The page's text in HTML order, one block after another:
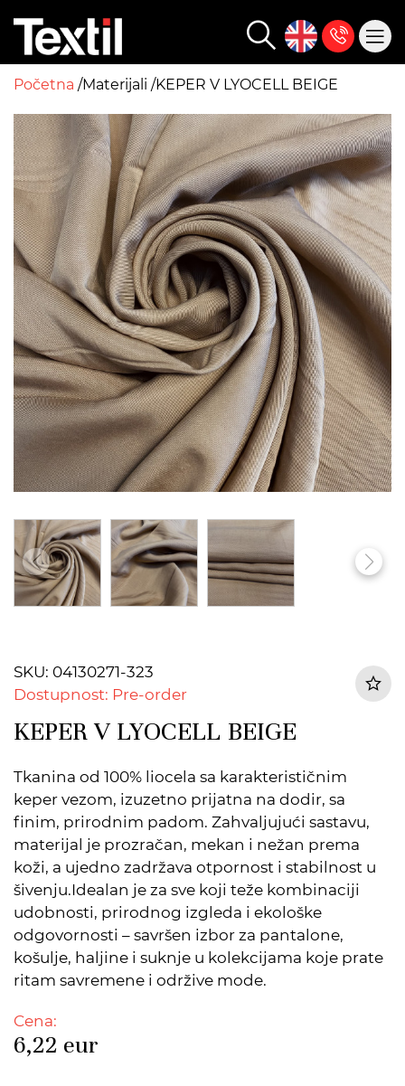
Početna Materijali KEPER V LYOCELL BEIGE
SKU: 04130271-323
Dostupnost: Pre-order
KEPER V LYOCELL BEIGE
Tkanina od 100% liocela sa karakterističnim
keper vezom, izuzetno prijatna na dodir, sa
finim, prirodnim padom. Zahvaljujući sastavu,
materijal je prozračan, mekan i nežan prema
koži, a ujedno zadržava otpornost i stabilnost u
šivenju.Idealan je za sve koji teže kombinaciji
udobnosti, prirodnog izgleda i ekološke
odgovornosti – savršen izbor za pantalone,
košulje, haljine i suknje u kolekcijama koje prate
ritam savremene i održive mode.
Cena:
6,22 eur